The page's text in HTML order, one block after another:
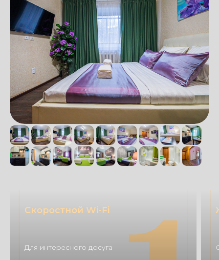
Скоростной Wi-Fi
Для интересного досуга